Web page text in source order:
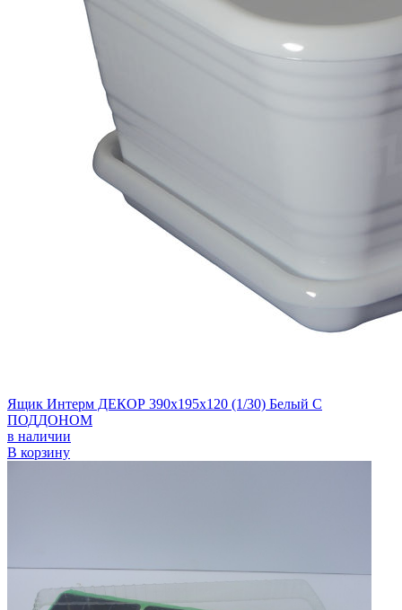
Ящик Интерм ДЕКОР 390х195х120 (1/30) Белый С
ПОДДОНОМ
в наличии
В корзину